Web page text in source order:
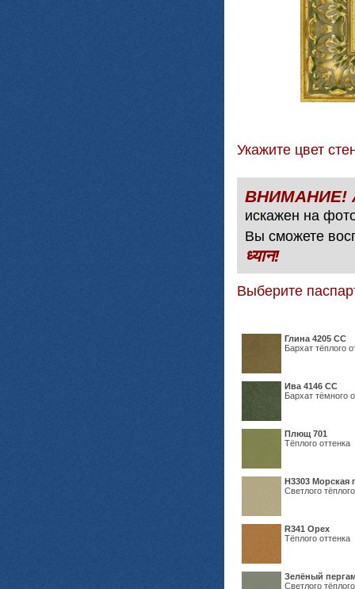
Укажите цвет
искажен на
Вы сможете
ध्यान!
Выберите
Глина 4205 СС
Бархат тёплого
Ива 4146 СС
Бархат тёмного
Плющ 701
Тёплого оттенка
H3303 Морская
Светлого
R341 Орех
Тёплого оттенка
Зелёный
Светлого